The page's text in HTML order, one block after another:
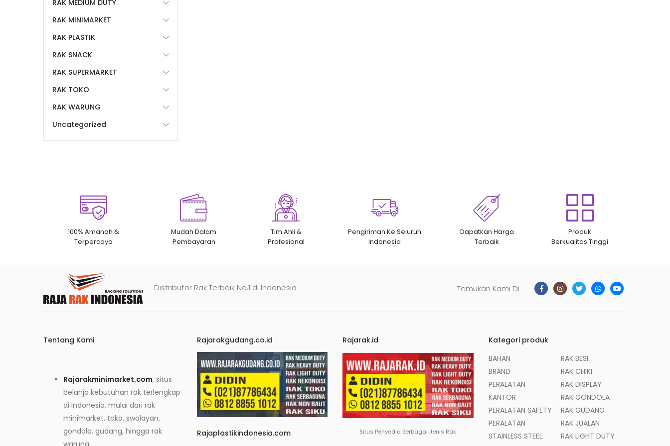
RAK MEDIUM DUTY
RAK MINIMARKET
RAK PLASTIK
RAK SNACK
RAK SUPERMARKET
RAK TOKO
RAK WARUNG
Uncategorized
100% Amanah &
Terpercaya
Mudah Dalam
Pembayaran
Tim Ahli &
Profesional
Pengiriman Ke Seluruh
Indonesia
Dapatkan Harga
Terbaik
Produk
Berkualitas Tinggi
Distributor Rak Terbaik No.1 di Indonesia Temukan Kami Di :
Tentang Kami
Rajarakminimarket.com, situs
belanja kebutuhan rak terlengkap
di Indonesia, mulai dari rak
minimarket, toko, swalayan,
gondola, gudang, hingga rak
warung.
Rajarakgudang.co.id
Rajaplastikindonesia.com
Rajarak.id
Situs Penyedia Berbagai Jenis Rak
Kategori produk
BAHAN
BRAND
PERALATAN
KANTOR
PERALATAN SAFETY
PERALATAN
STAINLESS STEEL
RAK BESI
RAK CHIKI
RAK DISPLAY
RAK GONDOLA
RAK GUDANG
RAK JUALAN
RAK LIGHT DUTY